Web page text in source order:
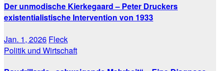
Der unmodische Kierkegaard – Peter Druckers
existentialistische Intervention von 1933
Jan. 1, 2026 Fleck
Politik und Wirtschaft